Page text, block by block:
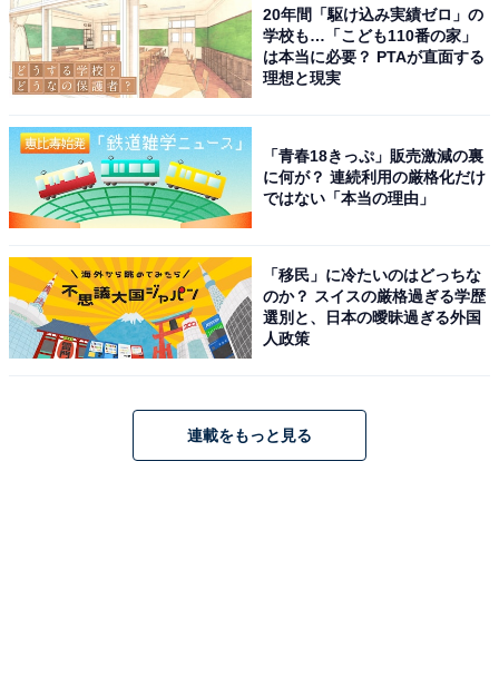
20年間「駆け込み実績ゼロ」の
学校も…「こども110番の家」
は本当に必要？ PTAが直面する
理想と現実
「青春18きっぷ」販売激減の裏
に何が？ 連続利用の厳格化だけ
ではない「本当の理由」
「移民」に冷たいのはどっちな
のか？ スイスの厳格過ぎる学歴
選別と、日本の曖昧過ぎる外国
人政策
連載をもっと見る